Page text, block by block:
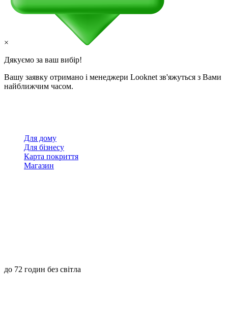
×
Дякуємо за ваш вибір!
Вашу заявку отримано і менеджери Looknet зв'яжуться з Вами
найближчим часом.
Для дому
Для бізнесу
Карта покриття
Магазин
до 72 годин без світла